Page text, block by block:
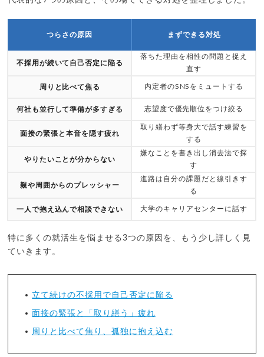
つらさの原因 まずできる対処
不採用が続いて自己否定に陥る
落ちた理由を相性の問題と捉え
直す
周りと比べて焦る 内定者のSNSをミュートする
何社も並行して準備が多すぎる 志望度で優先順位をつけ絞る
面接の緊張と本音を隠す疲れ
取り繕わず等身大で話す練習を
する
やりたいことが分からない
嫌なことを書き出し消去法で探
す
親や周囲からのプレッシャー
進路は自分の課題だと線引きす
る
一人で抱え込んで相談できない 大学のキャリアセンターに話す
特に多くの就活生を悩ませる3つの原因を、もう少し詳しく見
ていきます。
立て続けの不採用で自己否定に陥る
面接の緊張と「取り繕う」疲れ
周りと比べて焦り、孤独に抱え込む